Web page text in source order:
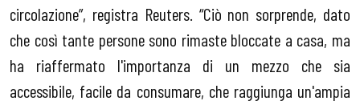
circolazione”, registra Reuters. “Ciò non sorprende, dato
che così tante persone sono rimaste bloccate a casa, ma
ha riaffermato l'importanza di un mezzo che sia
accessibile, facile da consumare, che raggiunga un'ampia